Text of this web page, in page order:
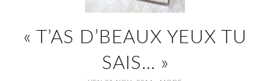
« T’AS D’BEAUX YEUX TU
SAIS… »